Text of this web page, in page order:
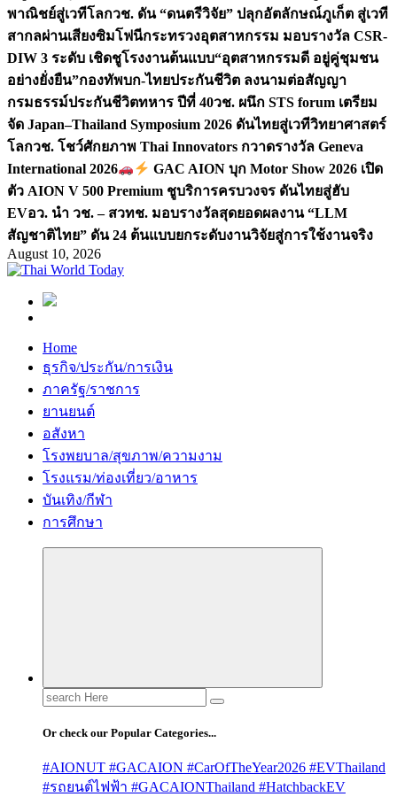
พาณิชย์สู่เวทีโลกวช. ดัน “ดนตรีวิจัย” ปลุกอัตลักษณ์ภูเก็ต สู่เวที
สากลผ่านเสียงซิมโฟนีกระทรวงอุตสาหกรรม มอบรางวัล CSR-
DIW 3 ระดับ เชิดชูโรงงานต้นแบบ“อุตสาหกรรมดี อยู่คู่ชุมชน
อย่างยั่งยืน”กองทัพบก-ไทยประกันชีวิต ลงนามต่อสัญญา
กรมธรรม์ประกันชีวิตทหาร ปีที่ 40วช. ผนึก STS forum เตรียม
จัด Japan–Thailand Symposium 2026 ดันไทยสู่เวทีวิทยาศาสตร์
โลกวช. โชว์ศักยภาพ Thai Innovators กวาดรางวัล Geneva
International 2026
GAC AION บุก Motor Show 2026 เปิด
ตัว AION V 500 Premium ชูบริการครบวงจร ดันไทยสู่ฮับ
EVอว. นำ วช. – สวทช. มอบรางวัลสุดยอดผลงาน “LLM
สัญชาติไทย” ดัน 24 ต้นแบบยกระดับงานวิจัยสู่การใช้งานจริง
August 10, 2026
Home
ธุรกิจ/ประกัน/การเงิน
ภาครัฐ/ราชการ
ยานยนต์
อสังหา
โรงพยบาล/สุขภาพ/ความงาม
โรงแรม/ท่องเที่ยว/อาหาร
บันเทิง/กีฬา
การศึกษา
Search
for:
Or check our Popular Categories...
#AIONUT #GACAION #CarOfTheYear2026 #EVThailand
#รถยนต์ไฟฟ้า #GACAIONThailand #HatchbackEV